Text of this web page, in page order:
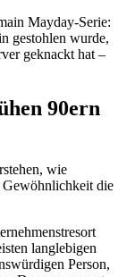
Mayday-Serie:
gestohlen wurde,
geknackt hat –
90ern
wie
die
langlebigen
Person,